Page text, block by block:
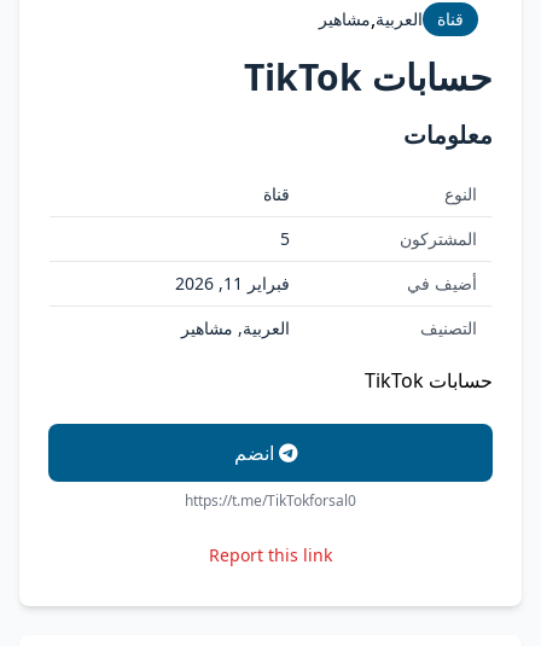
قناة العربية,مشاهير
حسابات TikTok
معلومات
النوع
قناة
المشتركون
5
أضيف في
فبراير 11, 2026
التصنيف
العربية, مشاهير
حسابات TikTok
انضم
https://t.me/TikTokforsal0
Report this link